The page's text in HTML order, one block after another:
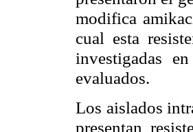
modifica
cual esta
investigadas
evaluados.
Los aislados
presentan